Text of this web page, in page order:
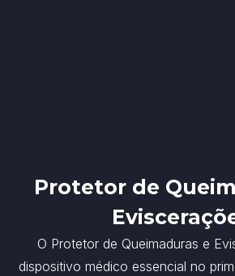
Protetor de
O Protetor de Queimaduras e
dispositivo médico essencial no